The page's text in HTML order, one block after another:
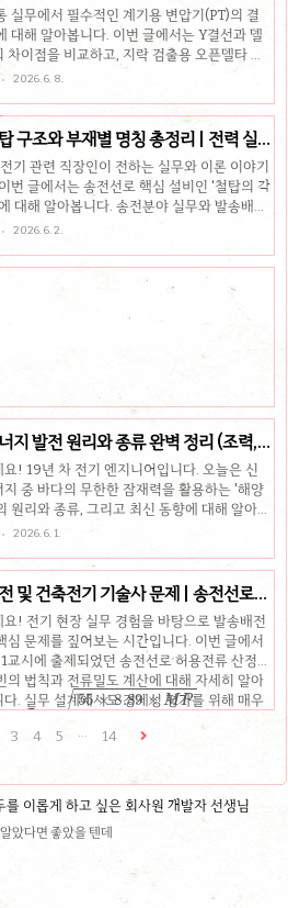
, V결선 비교
실무에서 필수적인 계기용 변압기(PT)의 결
대해 알아봅니다. 이번 글에서는 Y결선과 델
차이점을 비교하고, 지락 검출용 오픈델타 및
V결선의 특징을 두 부분으로 나누어 알기 쉽
측 가능, 실무에서 보호계전기용으로 표준 사
(△)결선: 1, 2차 간 30° 위상차 발생 문제로 인
호용으로는 거의 사용하지 않음오픈델타 결
전지락 시 건전상 전압의 3배(영상전압)를 출
락 사고 검출V결선: 매우 경제적이나 1차 측 B
60° 위상차가 발생하므로 각별한 주의 필요
델타(△)결선계통 보호 및 계측을 위해 기본
려되는 두 결선 방식은 실무 적용 빈도에서..
2026. 6. 8.
구조와 부재별 명칭 총정리 | 전력 실
한 가이드
기 관련 직장인이 전하는 실무와 이론 이야기
번 글에서는 송전선로 핵심 설비인 '철탑의 각
대해 알아봅니다. 송전분야 실무와 발송배전
자격증 시험을 준비하시는 분들께 철탑 세부
철탑의 주된 기둥 역할을 하는 가장 뼈대
부재암(Arm) 부재: 암조재(Arm Tie)와 암주재
평재, 기초재(주각재, 앵커재, 주각연장재)를 총
송전선을 매달기 위한 암(..
2026. 6. 2.
지 발전 원리와 종류 완벽 정리 (조력,
)
요! 19년 차 전기 엔지니어입니다. 오늘은 신
지 중 바다의 무한한 잠재력을 활용하는 '해양
원리와 종류, 그리고 최신 동향에 대해 알아보
조력, 파력, 조류, 온도차 발전의 핵심을 명확
심히 살펴보시길 바랍니다.핵심 요약해양에너
수, 파도, 해류, 온도차 등을 기계적 에너지로
한 후 전기/열로 2차 변환하는 기술주요 발전
(조석간만의 차), 파력(파랑에너지), 조류(해
온도차(표층수와 심층수 수온차)최근 동향: 시
발전 등 대규모 상용화가 추진 중이나, 가혹한
과 지역 주민의 반대 등 과제 상존 1. 해양에너
인가?해양에너지는 해양에서 발생하는 조..
2026. 6. 1.
및 건축전기 기술사 문제 | 송전선로
, 96회
요! 전기 현장 실무 경험을 바탕으로 발송배전
심 문제를 짚어보는 시간입니다. 이번 글에서
교시에 출제되었던 송전선로 허용전류 산정을
의 법칙과 전류밀도 계산에 대해 자세히 알아
다. 실무 설계에서도 경제성 평가를 위해 매우
연간 전력손실 비용과 전선의 연간 이자 및 상
σ= 55×8.89×MPN
σ=35×2.7×MPN
3 4 5 ··· 14
이롭게 하고 싶은 회사원 개발자 선생님
았다면 좋았을 텐데